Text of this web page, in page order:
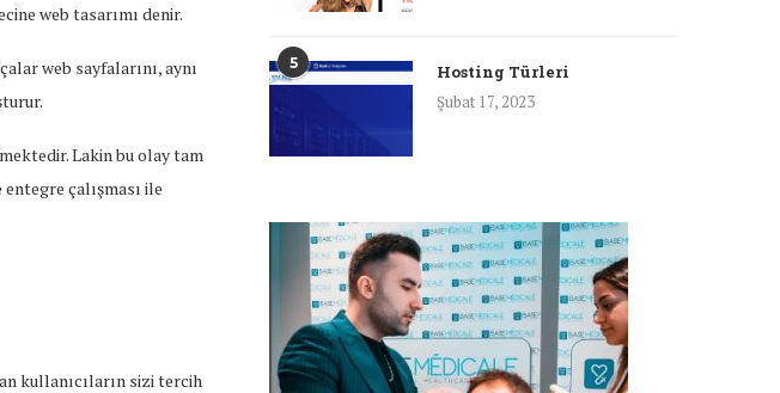
web tasarımı denir.
web sayfalarını, aynı
Lakin bu olay tam
çalışması ile
kullanıcıların sizi tercih
5
Hosting Türleri
Şubat 17, 2023